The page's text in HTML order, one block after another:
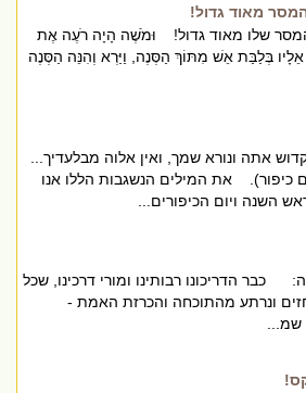
מאוד גדול!
שלו מאוד גדול! וּמֹשֶׁה הָיָה רֹעֶה אֶת
בְּלַבַּת אֵשׁ מִתּוֹךְ הַסְּנֶה, וַיַּרְא וְהִנֵּה הַסְּנֶה
אתה ונורא שמך, ואין אלוה מבלעדיך...
כיפור). את המילים הנשגבות הללו אנו
השנה ויום הכיפורים...
הדריכונו רבותינו ומורי דרכינו, שכל
ונרתע מהתוכחה והכרזת האמת -